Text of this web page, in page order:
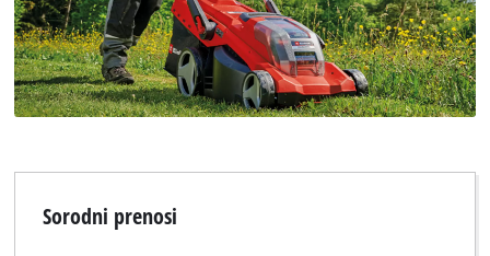
Sorodni prenosi